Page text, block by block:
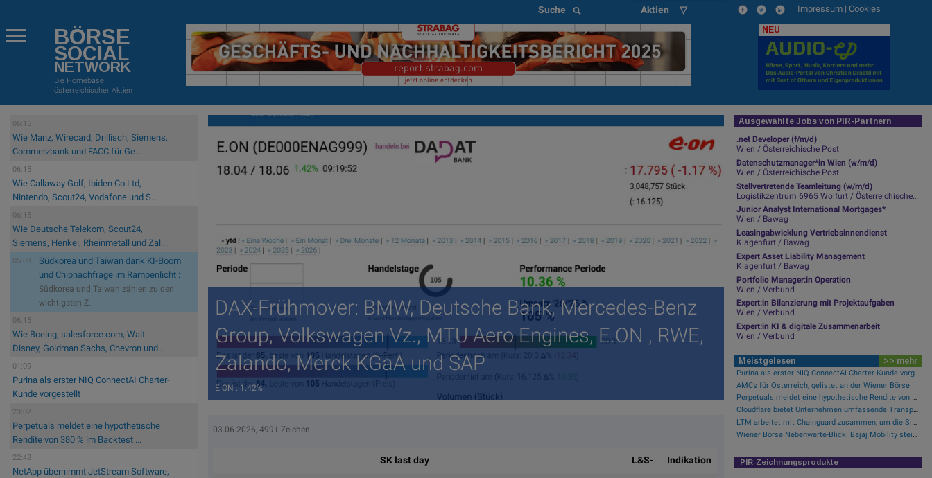
Suche Aktien ▽ Impressum | Cookies
BÖRSE
SOCIAL
NETWORK
Die Homebase
österreichischer Aktien
NEU
06:15
Wie Manz, Wirecard, Drillisch, Siemens,
Commerzbank und FACC für Ge...
06:15
Wie Callaway Golf, Ibiden Co.Ltd,
Nintendo, Scout24, Vodafone und S...
06:15
Wie Deutsche Telekom, Scout24,
Siemens, Henkel, Rheinmetall und Zal...
05.08.
Südkorea und Taiwan dank KI-Boom
und Chipnachfrage im Rampenlicht :
Südkorea und Taiwan zählen zu den
wichtigsten Z...
06:15
Wie Boeing, salesforce.com, Walt
Disney, Goldman Sachs, Chevron und...
01:09
Purina als erster NIQ ConnectAI Charter-
Kunde vorgestellt
23:02
Perpetuals meldet eine hypothetische
Rendite von 380 % im Backtest ...
22:48
NetApp übernimmt JetStream Software,
DAX-Frühmover: BMW, Deutsche Bank, Mercedes-Benz
Group, Volkswagen Vz., MTU Aero Engines, E.ON , RWE,
Zalando, Merck KGaA und SAP
E.ON : 1.42%
03.06.2026, 4991 Zeichen
SK last day L&S- Indikation
Ausgewählte Jobs von PIR-Partnern
.net Developer (f/m/d)
Wien / Österreichische Post
Datenschutzmanager*in Wien (w/m/d)
Wien / Österreichische Post
Stellvertretende Teamleitung (w/m/d)
Logistikzentrum 6965 Wolfurt / Österreichische Post
Junior Analyst International Mortgages*
Wien / Bawag
Leasingabwicklung Vertriebsinnendienst
Klagenfurt / Bawag
Expert Asset Liability Management
Klagenfurt / Bawag
Portfolio Manager:in Operation
Wien / Verbund
Expert:in Bilanzierung mit Projektaufgaben
Wien / Verbund
Expert:in KI & digitale Zusammenarbeit
Wien / Verbund
Meistgelesen >> mehr
Purina als erster NIQ ConnectAI Charter-Kunde vorgestellt
AMCs für Österreich, gelistet an der Wiener Börse
Perpetuals meldet eine hypothetische Rendite von 380 % im Backtest der KI-Engine, die die risikofreie Handelsplattform „UpsideOnly“ antreibt
Cloudflare bietet Unternehmen umfassende Transparenz zur Überprüfung und Analyse des KI-Einsatzes
LTM arbeitet mit Chainguard zusammen, um die Sicherheit der Software-Lieferkette durch BlueVerse™ RightLogic zu stärken
Wiener Börse Nebenwerte-Blick: Bajaj Mobility steigt bei hohen Umsätzen mehr als 10 Prozent
PIR-Zeichnungsprodukte